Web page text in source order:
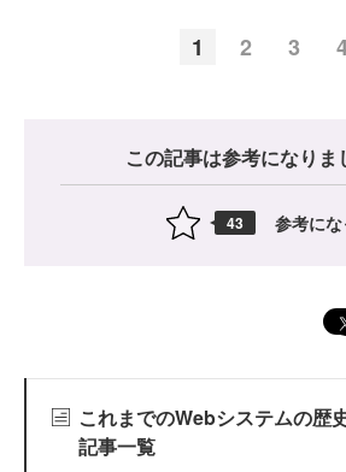
1 2 3
この記事は参考になりま
43 参考に
これまでのWebシステムの歴
記事一覧